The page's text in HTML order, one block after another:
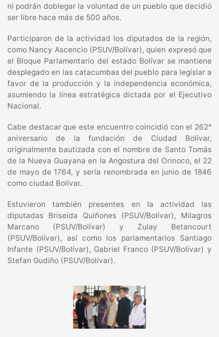
ni podrán doblegar la voluntad de un pueblo que decidió
ser libre hace más de 500 años.
Participaron de la actividad los diputados de la región,
como Nancy Ascencio (PSUV/Bolívar), quien expresó que
el Bloque Parlamentario del estado Bolívar se mantiene
desplegado en las catacumbas del pueblo para legislar a
favor de la producción y la independencia económica,
asumiendo la línea estratégica dictada por el Ejecutivo
Nacional.
Cabe destacar que este encuentro coincidió con el 262°
aniversario de la fundación de Ciudad Bolívar,
originalmente bautizada con el nombre de Santo Tomás
de la Nueva Guayana en la Angostura del Orinoco, el 22
de mayo de 1764, y sería renombrada en junio de 1846
como ciudad Bolívar.
Estuvieron también presentes en la actividad las
diputadas Briseida Quiñones (PSUV/Bolívar), Milagros
Marcano (PSUV/Bolívar) y Zulay Betancourt
(PSUV/Bolívar), así como los parlamentarios Santiago
Infante (PSUV/Bolívar), Gabriel Franco (PSUV/Bolívar) y
Stefan Gudiño (PSUV/Bolívar).